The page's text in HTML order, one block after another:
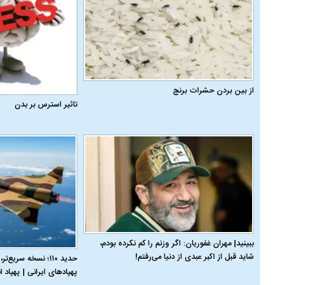
از بین بردن حشرات برنج
تاثیر استرس بر بدن
ببینید| مهران غفوریان: اگر وزنم را کم نکرده بودم،
شاید قبل از اکبر عبدی از دنیا می‌رفتم!
حدید ۱۱۰؛ نسخه
پهپادهای ایرانی |